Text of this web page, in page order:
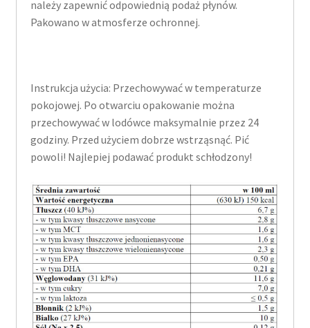
należy zapewnić odpowiednią podaż płynów.
Pakowano w atmosferze ochronnej.
Instrukcja użycia: Przechowywać w temperaturze
pokojowej. Po otwarciu opakowanie można
przechowywać w lodówce maksymalnie przez 24
godziny. Przed użyciem dobrze wstrząsnąć. Pić
powoli! Najlepiej podawać produkt schłodzony!